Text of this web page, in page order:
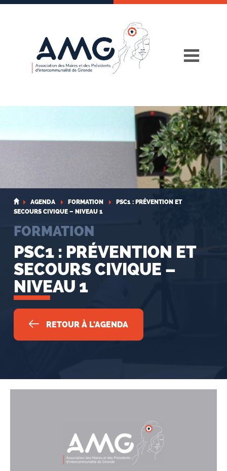
Skip
AGENDA FORMATION
PSC1 : PRÉVENTION ET
SECOURS CIVIQUE – NIVEAU 1
FORMATION
PSC1 : PRÉVENTION ET
SECOURS CIVIQUE –
NIVEAU 1
RETOUR À L'AGENDA